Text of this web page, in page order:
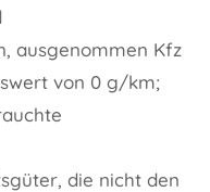
ausgenommen Kfz
von 0 g/km;
die nicht den